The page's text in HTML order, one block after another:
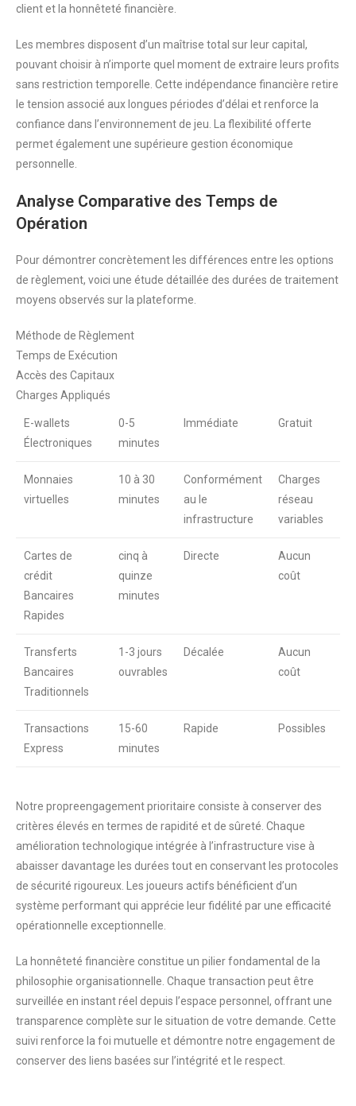
client et la honnêteté financière.
Les membres disposent d’un maîtrise total sur leur capital,
pouvant choisir à n’importe quel moment de extraire leurs profits
sans restriction temporelle. Cette indépendance financière retire
le tension associé aux longues périodes d’délai et renforce la
confiance dans l’environnement de jeu. La flexibilité offerte
permet également une supérieure gestion économique
personnelle.
Analyse Comparative des Temps de
Opération
Pour démontrer concrètement les différences entre les options
de règlement, voici une étude détaillée des durées de traitement
moyens observés sur la plateforme.
Méthode de Règlement
Temps de Exécution
Accès des Capitaux
Charges Appliqués
E-wallets
Électroniques
0-5
minutes
Immédiate Gratuit
Monnaies
virtuelles
10 à 30
minutes
Conformément
au le
infrastructure
Charges
réseau
variables
Cartes de
crédit
Bancaires
Rapides
cinq à
quinze
minutes
Directe
Aucun
coût
Transferts
Bancaires
Traditionnels
1-3 jours
ouvrables
Décalée
Aucun
coût
Transactions
Express
15-60
minutes
Rapide Possibles
Notre propreengagement prioritaire consiste à conserver des
critères élevés en termes de rapidité et de sûreté. Chaque
amélioration technologique intégrée à l’infrastructure vise à
abaisser davantage les durées tout en conservant les protocoles
de sécurité rigoureux. Les joueurs actifs bénéficient d’un
système performant qui apprécie leur fidélité par une efficacité
opérationnelle exceptionnelle.
La honnêteté financière constitue un pilier fondamental de la
philosophie organisationnelle. Chaque transaction peut être
surveillée en instant réel depuis l’espace personnel, offrant une
transparence complète sur le situation de votre demande. Cette
suivi renforce la foi mutuelle et démontre notre engagement de
conserver des liens basées sur l’intégrité et le respect.